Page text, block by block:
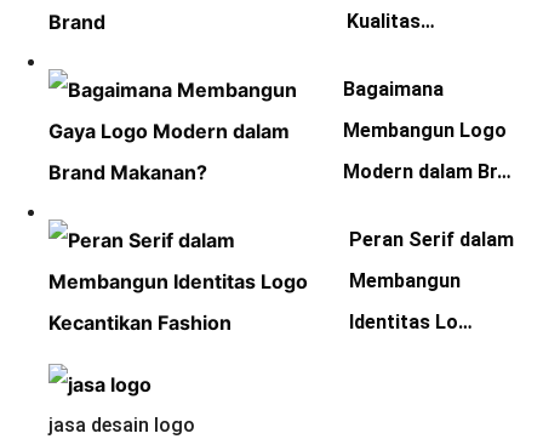
Kualitas…
Bagaimana
Membangun Logo
Modern dalam Br…
Peran Serif dalam
Membangun
Identitas Lo…
jasa desain logo